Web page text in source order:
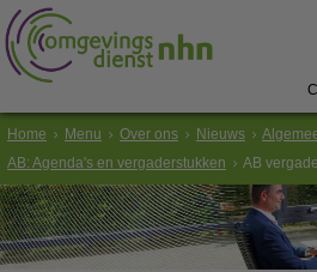
Home Menu Over ons Nieuws
AB: Agenda's en vergaderstukken
AB